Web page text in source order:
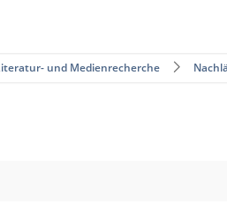
und Medienrecherche